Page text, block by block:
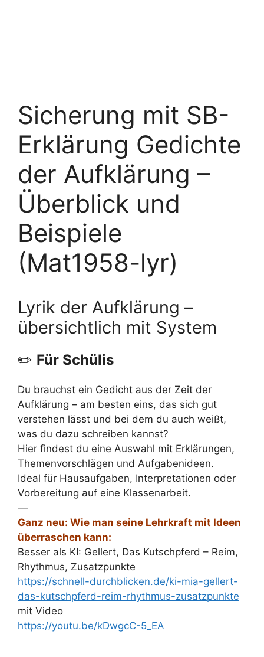
Sicherung mit SB-
Erklärung Gedichte
der Aufklärung –
Überblick und
Beispiele
(Mat1958-lyr)
Lyrik der Aufklärung –
übersichtlich mit System
✏️ Für Schülis
Du brauchst ein Gedicht aus der Zeit der
Aufklärung – am besten eins, das sich gut
verstehen lässt und bei dem du auch weißt,
was du dazu schreiben kannst?
Hier findest du eine Auswahl mit Erklärungen,
Themenvorschlägen und Aufgabenideen.
Ideal für Hausaufgaben, Interpretationen oder
Vorbereitung auf eine Klassenarbeit.
—
Ganz neu: Wie man seine Lehrkraft mit Ideen
überraschen kann:
Besser als KI: Gellert, Das Kutschpferd – Reim,
Rhythmus, Zusatzpunkte
https://schnell-durchblicken.de/ki-mia-gellert-
das-kutschpferd-reim-rhythmus-zusatzpunkte
mit Video
https://youtu.be/kDwgcC-5_EA